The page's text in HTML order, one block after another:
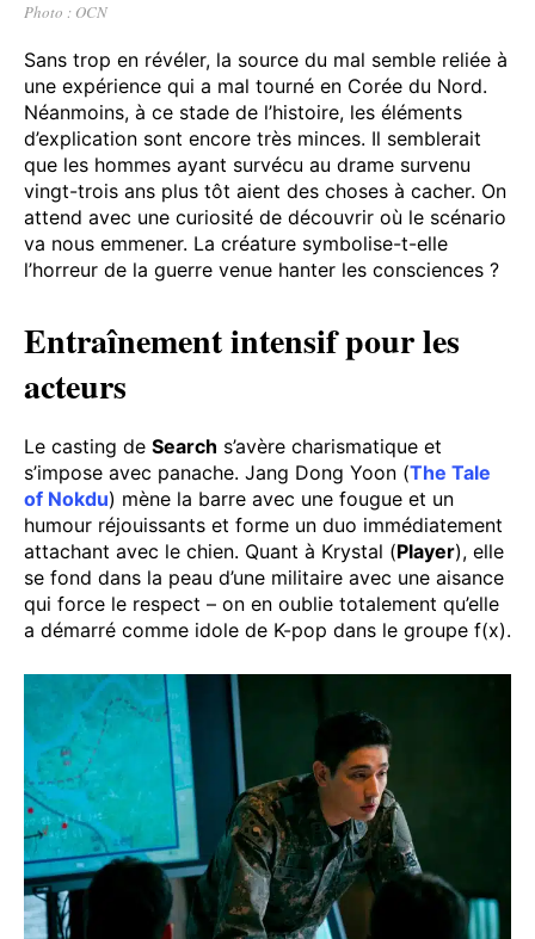
Photo : OCN
Sans trop en révéler, la source du mal semble reliée à
une expérience qui a mal tourné en Corée du Nord.
Néanmoins, à ce stade de l’histoire, les éléments
d’explication sont encore très minces. Il semblerait
que les hommes ayant survécu au drame survenu
vingt-trois ans plus tôt aient des choses à cacher. On
attend avec une curiosité de découvrir où le scénario
va nous emmener. La créature symbolise-t-elle
l’horreur de la guerre venue hanter les consciences ?
Entraînement intensif pour les
acteurs
Le casting de Search s’avère charismatique et
s’impose avec panache. Jang Dong Yoon (The Tale
of Nokdu) mène la barre avec une fougue et un
humour réjouissants et forme un duo immédiatement
attachant avec le chien. Quant à Krystal (Player), elle
se fond dans la peau d’une militaire avec une aisance
qui force le respect – on en oublie totalement qu’elle
a démarré comme idole de K-pop dans le groupe f(x).